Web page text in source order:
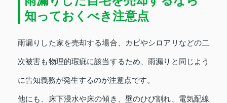
知っておくべき注意点
雨漏りした家を売却する場合、カビやシロアリなどの二
次被害も物理的瑕疵に該当するため、雨漏りと同じよう
に告知義務が発生するのが注意点です。
他にも、床下浸水や床の傾き、壁のひび割れ、電気配線